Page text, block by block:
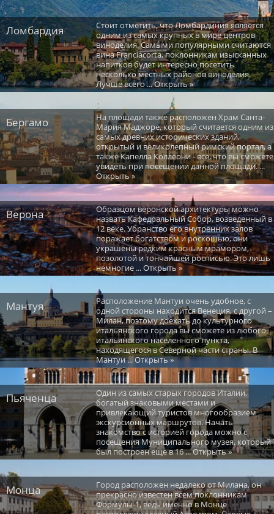
Ломбардия
Стоит отметить, что Ломбардиния является
одним из самых крупных в мире центров
виноделия. Самыми популярными считаются
вина Franciacorta, поклонникам изысканных
напитков будет интересно посетить
несколько местных районов виноделия.
Лучше всего ... Открыть »
Бергамо
На площади также расположен Храм Санта-
Мария Маджоре, который считается одним из
самых древних исторических зданий,
открытый и великолепный римский портал, а
также Капелла Коллеони - все, что вы сможете
увидеть при посещении данной площади. ...
Открыть »
Верона
Образцом веронской архитектуры можно
назвать Кафедральный Собор, возведенный в
12 веке. Убранство его внутренних залов
поражает богатством и роскошью, они
украшены редким красным мрамором,
позолотой и тончайшей росписью. Это лишь
немногие ... Открыть »
Мантуя
Расположение Мантуи очень удобное, с
одной стороны находится Венеция, с другой –
Милан, поэтому доехать до культурного
итальянского города вы сможете из любого
итальянского населенного пункта,
находящегося в Северной части страны. В
Мантуи ... Открыть »
Пьяченца
Один из самых старых городов Италии,
богатый знаковыми местами и
привлекающий туристов многообразием
экскурсионных маршрутов. Начать
знакомство с историей города можно с
посещения Муниципального музея, который
был построен еще в 16 ... Открыть »
Монца
Город расположен недалеко от Милана, он
прекрасно известен всем поклонникам
Формулы-1, ведь именно в Монце